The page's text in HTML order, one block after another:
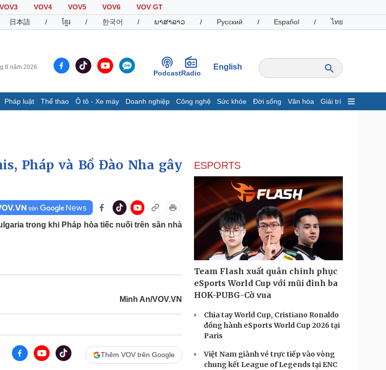
VOV3 VOV4 VOV5 VOV6
VOV GT
日本語 / ខ្មែរ / 한국어 / ພາສາລາວ / Русский / Español / ไทย
8 năm 2026
PodcastRadio
English
Pháp luật Thể thao Ô tô - Xe máy Doanh nghiệp Công nghệ Sức khỏe Đời sống Văn hóa Giải trí
E-Magazine
Infographic
Giá cà phê
đá
Ô tô - Xe máy
Ô tô
Xe máy
Doanh nghiệp
Thông tin doanh nghiệp
Doanh nghiệp 24h
Doanh nhân
Công nghệ
Sành điệu
Tin Công nghệ
Trải nghiệm
Chuyển đổi số
Giải trí
Du lịch
Săn Tour
Podcast
Câu chuyện thời sự
Đọc truyện đêm khuya
Cửa sổ tình yêu
Kể chuyện cho bé
Hạt giống tâm hồn
Pháp và Bồ Đào Nha gây
trong khi Pháp hòa tiếc nuối trên sân nhà
Minh An/VOV.VN
Thêm VOV trên Google
ESPORTS
Team Flash xuất quân chinh phục
eSports World Cup với mũi đinh ba
HOK-PUBG-Cờ vua
Chia tay World Cup, Cristiano Ronaldo
đồng hành eSports World Cup 2026 tại
Paris
Việt Nam giành vé trực tiếp vào vòng
chung kết League of Legends tại ENC